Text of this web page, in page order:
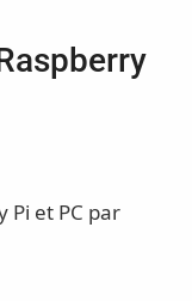
et PC par